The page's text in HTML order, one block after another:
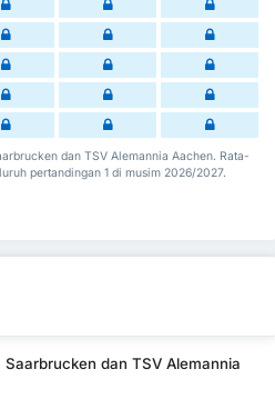
dan TSV Alemannia Aachen. Rata-
pertandingan 1 di musim 2026/2027.
dan TSV Alemannia